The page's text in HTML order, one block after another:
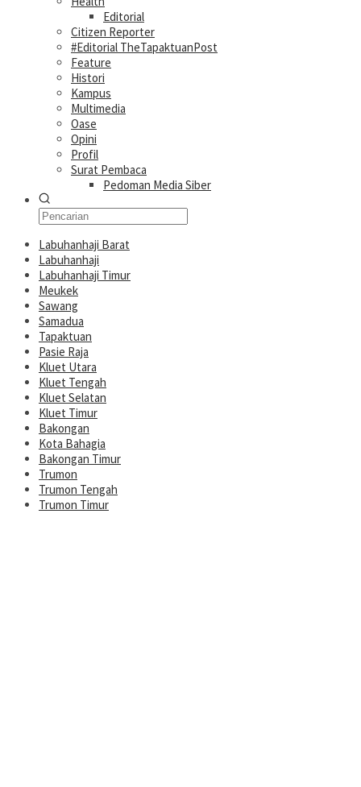
Editorial
Citizen Reporter
#Editorial TheTapaktuanPost
Feature
Histori
Kampus
Multimedia
Oase
Opini
Profil
Surat Pembaca
Pedoman Media Siber
Labuhanhaji Barat
Labuhanhaji
Labuhanhaji Timur
Meukek
Sawang
Samadua
Tapaktuan
Pasie Raja
Kluet Utara
Kluet Tengah
Kluet Selatan
Kluet Timur
Bakongan
Kota Bahagia
Bakongan Timur
Trumon
Trumon Tengah
Trumon Timur